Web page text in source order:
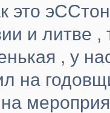
это
и литве
, у
на